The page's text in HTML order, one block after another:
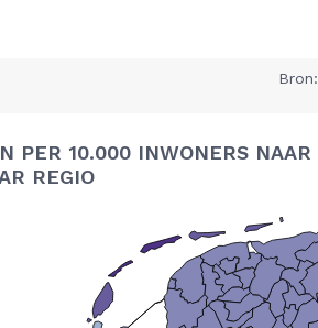
Bron:
PER 10.000 INWONERS NAAR
REGIO